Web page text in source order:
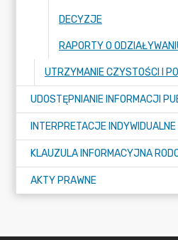
DECYZJE
INTERPRETACJE INDYWIDUALNE
KLAUZULA INFORMACYJNA
AKTY PRAWNE